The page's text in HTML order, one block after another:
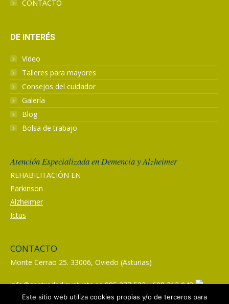
CONTACTO
DE INTERÉS
Vídeo
Talleres para mayores
Consejos del cuidador
Galería
Blog
Bolsa de trabajo
Atención Especializada en Demencia y Alzheimer
REHABILITACIÓN EN
Parkinson
Alzheimer
Ictus
CONTACTO
Monte Cerrao 25. 33006, Oviedo (Asturias)
info@centrodediavetusta.es985 277 533 - 608 313 048
Este sitio web utiliza cookies propias y/o de terceros para